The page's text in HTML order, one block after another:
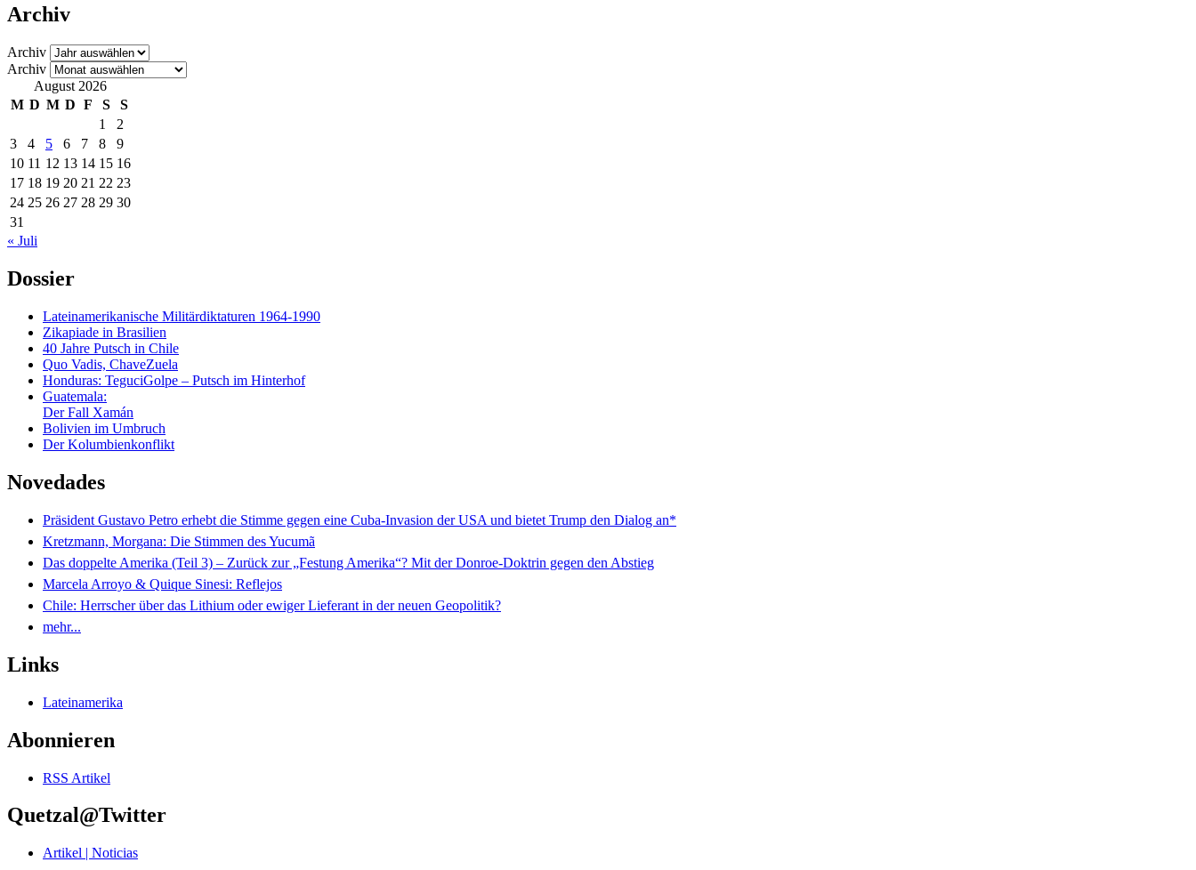
Archiv
Archiv
Archiv
August 2026
M D M D F S
S
1
2
3
4 5 6 7 8
9
10 11 12 13 14 15 16
17 18 19 20 21 22 23
24 25 26 27 28 29 30
31
« Juli
Dossier
Lateinamerikanische Militärdiktaturen 1964-1990
Zikapiade in Brasilien
40 Jahre Putsch in Chile
Quo Vadis, ChaveZuela
Honduras: TeguciGolpe – Putsch im Hinterhof
Guatemala:
Der Fall Xamán
Bolivien im Umbruch
Der Kolumbienkonflikt
Novedades
Präsident Gustavo Petro erhebt die Stimme gegen eine Cuba-Invasion der USA und bietet Trump den Dialog an*
Kretzmann, Morgana: Die Stimmen des Yucumã
Das doppelte Amerika (Teil 3) – Zurück zur „Festung Amerika“? Mit der Donroe-Doktrin gegen den Abstieg
Marcela Arroyo & Quique Sinesi: Reflejos
Chile: Herrscher über das Lithium oder ewiger Lieferant in der neuen Geopolitik?
mehr...
Links
Lateinamerika
Abonnieren
RSS Artikel
Quetzal@Twitter
Artikel | Noticias